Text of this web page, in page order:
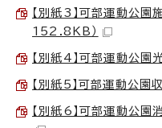
【別紙3】可部運動公
152.8KB）
【別紙4】可部運動公
【別紙5】可部運動公
【別紙6】可部運動公